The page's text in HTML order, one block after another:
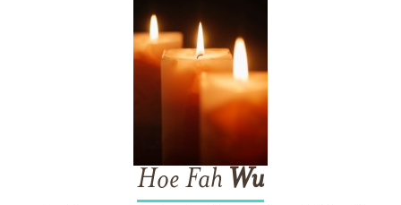
Hoe Fah Wu